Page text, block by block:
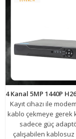
Kayıt cihazı ile
kablo çekmeye gerek
sadece güç
çalışabilen